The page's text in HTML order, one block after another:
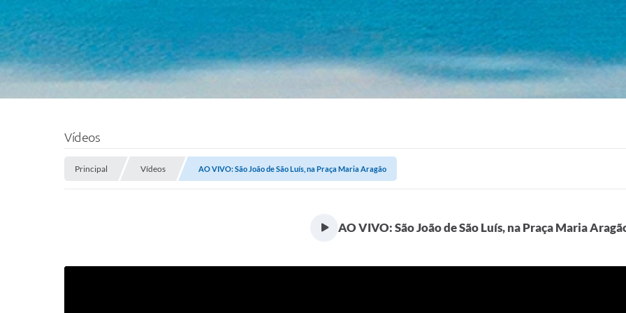
Vídeos
Principal Vídeos AO VIVO: São João de São Luís, na Praça Maria Aragão
AO VIVO: São João de São Luís, na Praça Maria